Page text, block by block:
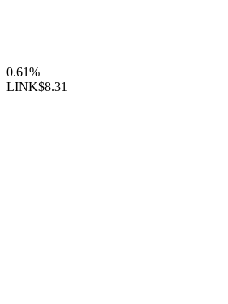
0.61%
LINK$8.31